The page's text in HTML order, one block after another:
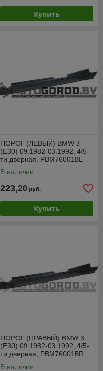
Купить
ПОРОГ (ЛЕВЫЙ) BMW 3
(E30) 09.1982-03.1992, 4/5-
ти дверная. PBM76001BL
В наличии
223,20 руб.
Купить
ПОРОГ (ПРАВЫЙ) BMW 3
(E30) 09.1982-03.1992, 4/5-
ти дверная, PBM76001BR
В наличии